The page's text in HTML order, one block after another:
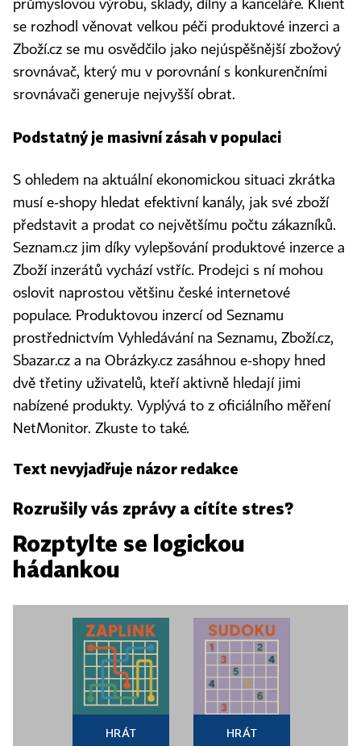
průmyslovou výrobu, sklady, dílny a kanceláře. Klient
se rozhodl věnovat velkou péči produktové inzerci a
Zboží.cz se mu osvědčilo jako nejúspěšnější zbožový
srovnávač, který mu v porovnání s konkurenčními
srovnávači generuje nejvyšší obrat.
Podstatný je masivní zásah v populaci
S ohledem na aktuální ekonomickou situaci zkrátka
musí e-shopy hledat efektivní kanály, jak své zboží
představit a prodat co největšímu počtu zákazníků.
Seznam.cz jim díky vylepšování produktové inzerce a
Zboží inzerátů vychází vstříc. Prodejci s ní mohou
oslovit naprostou většinu české internetové
populace. Produktovou inzercí od Seznamu
prostřednictvím Vyhledávání na Seznamu, Zboží.cz,
Sbazar.cz a na Obrázky.cz zasáhnou e-shopy hned
dvě třetiny uživatelů, kteří aktivně hledají jimi
nabízené produkty. Vyplývá to z oficiálního měření
NetMonitor. Zkuste to také.
Text nevyjadřuje názor redakce
Rozrušily vás zprávy a cítíte stres?
Rozptylte se logickou
hádankou
HRÁT HRÁT